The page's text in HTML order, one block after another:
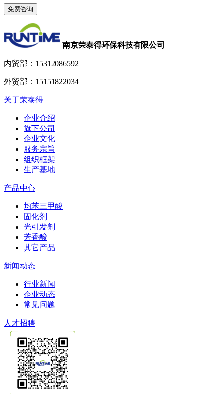
南京荣泰得环保科技有限公司
内贸部： 15312086592
外贸部： 15151822034
关于荣泰得
企业介绍
旗下公司
企业文化
服务宗旨
组织框架
生产基地
产品中心
均苯三甲酸
固化剂
光引发剂
芳香酸
其它产品
新闻动态
行业新闻
企业动态
常见问题
人才招聘